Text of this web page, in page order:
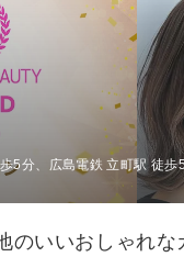
5分、広島電鉄 立町駅 徒歩
のいいおしゃれな